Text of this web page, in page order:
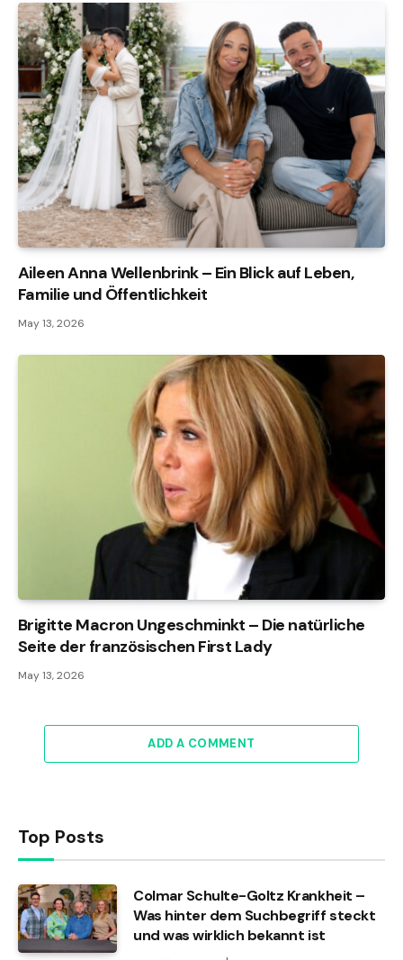
Aileen Anna Wellenbrink – Ein Blick auf Leben,
Familie und Öffentlichkeit
May 13, 2026
Brigitte Macron Ungeschminkt – Die natürliche
Seite der französischen First Lady
May 13, 2026
ADD A COMMENT
Top Posts
Colmar Schulte-Goltz Krankheit –
Was hinter dem Suchbegriff steckt
und was wirklich bekannt ist